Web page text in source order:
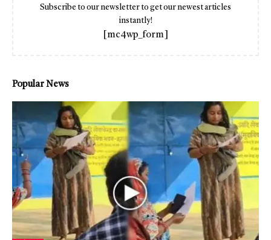
Subscribe to our newsletter to get our newest articles
instantly!
[mc4wp_form]
Popular News